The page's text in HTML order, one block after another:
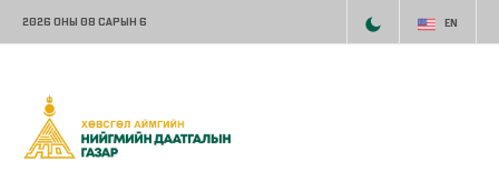
2026 ОНЫ 08 САРЫН 6 EN